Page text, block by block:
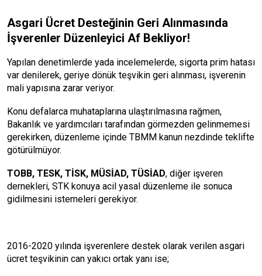
Asgari Ücret Desteğinin Geri Alınmasında
İşverenler Düzenleyici Af Bekliyor!
Yapılan denetimlerde yada incelemelerde, sigorta prim hatası
var denilerek, geriye dönük teşvikin geri alınması, işverenin
mali yapısına zarar veriyor.
Konu defalarca muhataplarına ulaştırılmasına rağmen,
Bakanlık ve yardımcıları tarafından görmezden gelinmemesi
gerekirken, düzenleme içinde TBMM kanun nezdinde teklifte
götürülmüyor.
TOBB, TESK, TİSK, MÜSİAD, TÜSİAD, diğer işveren
dernekleri, STK konuya acil yasal düzenleme ile sonuca
gidilmesini istemeleri gerekiyor.
2016-2020 yılında işverenlere destek olarak verilen asgari
ücret teşvikinin can yakıcı ortak yanı ise;